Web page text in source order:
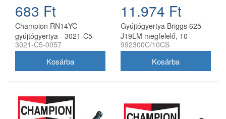
683 Ft
Champion RN14YC
gyújtógyertya - 3021-C5-
0057
3021-C5-0057
11.974 Ft
Gyújtógyertya Briggs 625
J19LM megfelelő, 10
darabos
992300C/10CS